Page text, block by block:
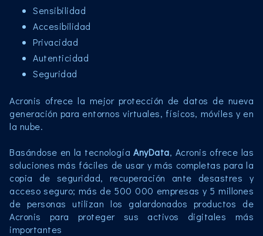
Sensibilidad
Accesibilidad
Privacidad
Autenticidad
Seguridad
Acronis ofrece la mejor protección de datos de nueva
generación para entornos virtuales, físicos, móviles y en
la nube.
Basándose en la tecnologíaAnyData, Acronis ofrece las
soluciones más fáciles de usar y más completas para la
copia de seguridad, recuperación ante desastres y
acceso seguro; más de 500 000 empresas y 5 millones
de personas utilizan los galardonados productos de
Acronis para proteger sus activos digitales más
importantes